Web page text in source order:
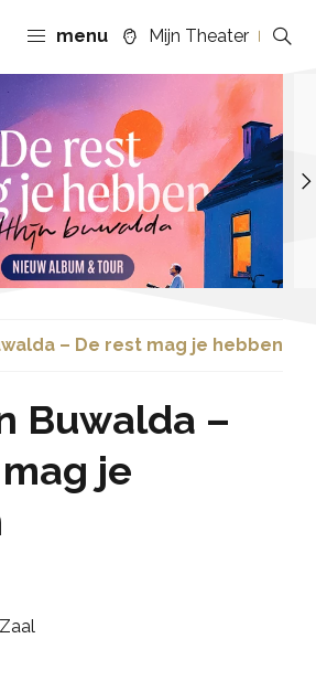
menu Mijn Theater
– De rest mag je hebben
Buwalda –
je